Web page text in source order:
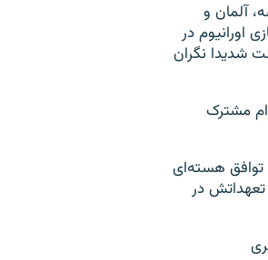
آلمان و
اورانیوم در
آن را تایید کرده است شدیدا نگران
مشترک
توافق هسته‌ای
در